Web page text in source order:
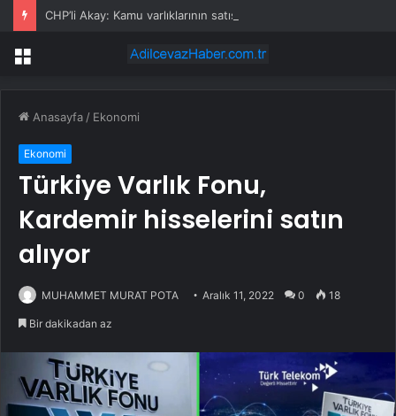
Menü
Anasayfa / Ekonomi
Ekonomi
Türkiye Varlık Fonu,
Kardemir hisselerini satın
alıyor
MUHAMMET MURAT POTA Aralık 11, 2022 0 18
Bir dakikadan az